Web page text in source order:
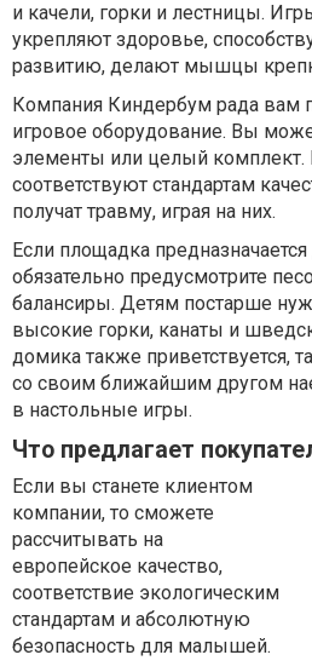
и качели, горки и лестницы.
укрепляют здоровье,
развитию, делают мышцы
Компания Киндербум рада вам
игровое оборудование. Вы
элементы или целый комплект.
соответствуют стандартам
получат травму, играя на них.
Если площадка
обязательно предусмотрите
балансиры. Детям постарше
высокие горки, канаты и
домика также приветствуется,
со своим ближайшим другом
в настольные игры.
Что предлагает
Если вы станете клиентом
компании, то сможете
рассчитывать на
европейское качество,
соответствие экологическим
стандартам и абсолютную
безопасность для малышей.